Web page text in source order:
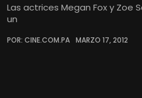
Las actrices Megan Fox y Zoe
un
POR: CINE.COM.PA MARZO 17, 2012